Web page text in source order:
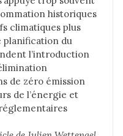
historiques
climatiques plus
planification du
l’introduction
de zéro émission
de l’énergie et